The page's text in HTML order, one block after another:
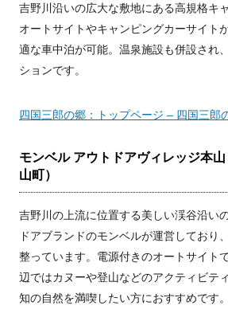
吉野川沿いの広大な敷地にある高規格キ
オートサイトやキャンピングカーサイト
適な車中泊が可能。温泉施設も併設され
ションです。
四国三郎の郷：トップページ – 四国三郎
モンベル アウトドアヴィレッジ本
山町）
吉野川の上流に位置する美しい渓谷沿い
ドアブランドのモンベルが運営しており
整っています。電源付きのオートサイト
辺ではカヌーや登山などのアクティビテ
知の自然を満喫したい方におすすめです。